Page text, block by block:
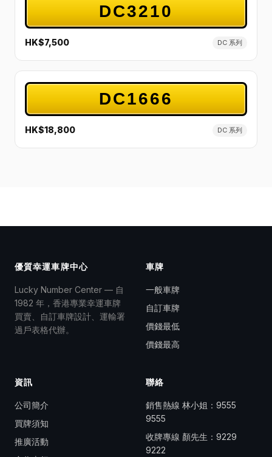
DC3210
HK$7,500 DC 系列
DC1666
HK$18,800 DC 系列
優質幸運車牌中心
Lucky Number Center — 自
1982 年，香港專業幸運車牌
買賣、自訂車牌設計、運輸署
過戶表格代辦。
車牌
一般車牌
自訂車牌
價錢最低
價錢最高
資訊
公司簡介
買牌須知
推廣活動
聯絡
銷售熱線 林小姐： 9555
9555
收牌專線 顏先生： 9229
9222